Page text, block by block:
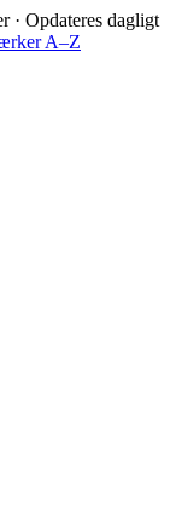
· Opdateres dagligt
A–Z